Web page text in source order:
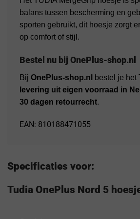
balans tussen bescherming en
sporten gebruikt, dit hoesje zorgt
op comfort of stijl.
Bestel nu bij OnePlus-shop.nl
Bij OnePlus-shop.nl bestel je het
levering uit eigen voorraad in
30 dagen retourrecht.
EAN: 810188471055
Specificaties voor:
Tudia OnePlus Nord 5